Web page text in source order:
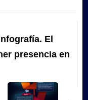
El
presencia en